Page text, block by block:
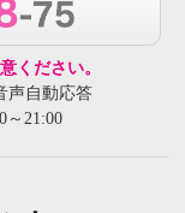
ください。
声自動応答
～21:00